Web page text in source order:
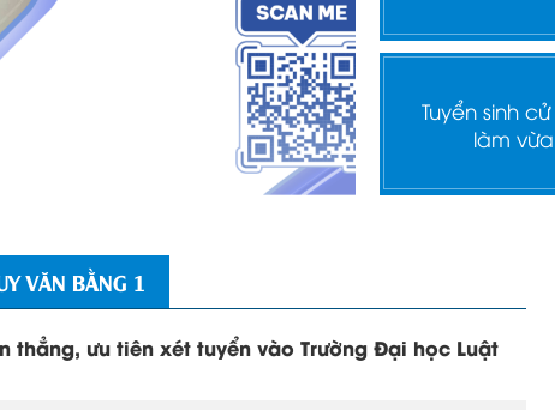
Tuyển sinh
làm
VĂN BẰNG 1
thẳng, ưu tiên xét tuyển vào Trường Đại học Luật